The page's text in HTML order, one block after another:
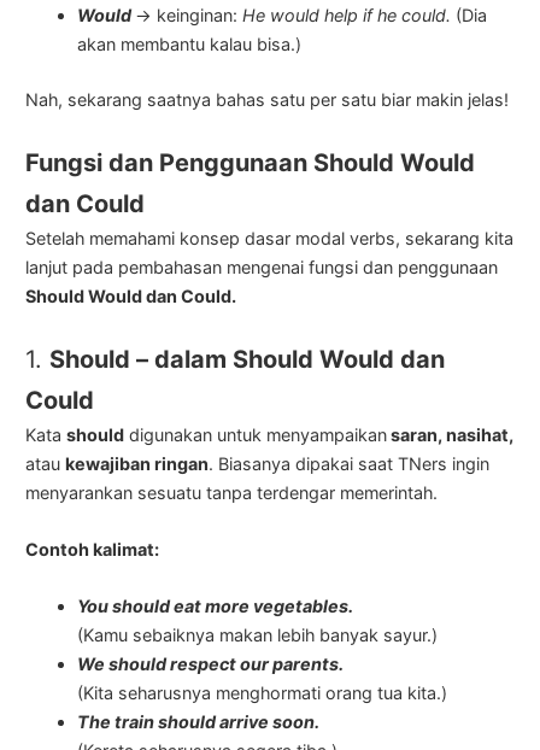
Would → keinginan:He would help if he could. (Dia
akan membantu kalau bisa.)
Nah, sekarang saatnya bahas satu per satu biar makin jelas!
Fungsi dan Penggunaan Should Would
dan Could
Setelah memahami konsep dasar modal verbs, sekarang kita
lanjut pada pembahasan mengenai fungsi dan penggunaan
Should Would dan Could.
1. Should – dalam Should Would dan
Could
Katashould digunakan untuk menyampaikansaran, nasihat,
ataukewajiban ringan. Biasanya dipakai saat TNers ingin
menyarankan sesuatu tanpa terdengar memerintah.
Contoh kalimat:
You should eat more vegetables.
(Kamu sebaiknya makan lebih banyak sayur.)
We should respect our parents.
(Kita seharusnya menghormati orang tua kita.)
The train should arrive soon.